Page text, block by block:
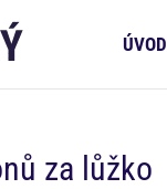
ÚVOD
za lůžko